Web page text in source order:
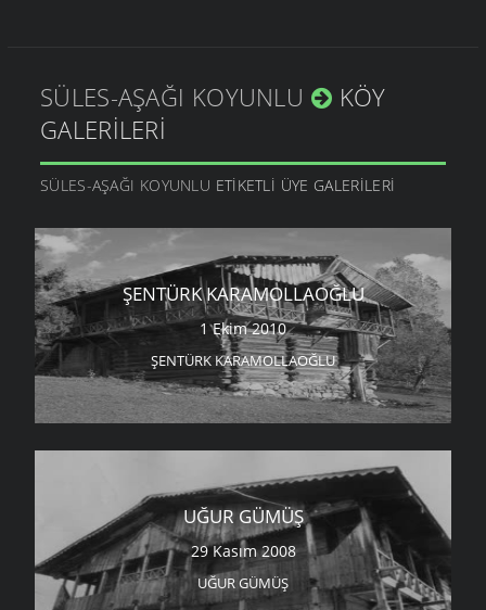
SÜLES-AŞAĞI KOYUNLU
KÖY
GALERILERI
SÜLES-AŞAĞI KOYUNLU ETIKETLI ÜYE GALERILERI
ŞENTÜRK KARAMOLLAOĞLU
1 Ekim 2010
ŞENTÜRK KARAMOLLAOĞLU
UĞUR GÜMÜŞ
29 Kasım 2008
UĞUR GÜMÜŞ